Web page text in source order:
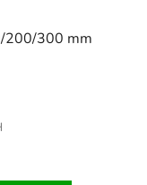
200/300 mm